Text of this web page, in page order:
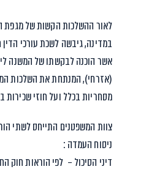
לאור ההשלכות הקשות של מגפת
במדינה, גיבשה לשכת עורכי
אשר הוכנה לבקשתו של המשנה
(אזרחי), המנתחת את השלכות
מסחריות בכלל ועל חוזי
צוות המשפטנים התייחס לשתי
ניסוח העמדה :